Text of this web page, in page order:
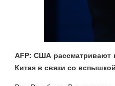
AFP: США рассматривают
Китая в связи со